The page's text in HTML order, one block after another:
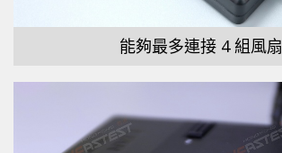
能夠最多連接 4 組風扇